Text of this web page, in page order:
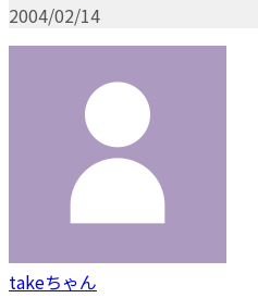
2004/02/14
takeちゃん